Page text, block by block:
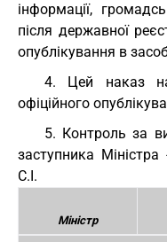
інформації,
після державної
опублікування в
4. Цей наказ
офіційного
5. Контроль за
заступника
С.І.
Міністр